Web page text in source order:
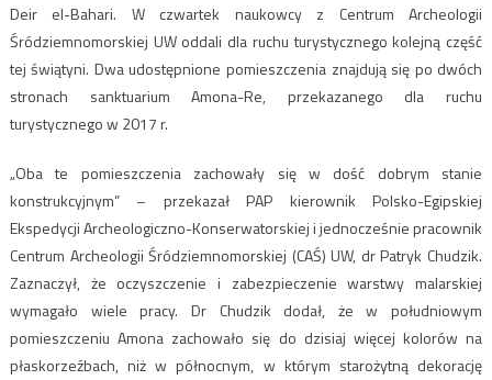
Deir el-Bahari. W czwartek naukowcy z Centrum Archeologii
Śródziemnomorskiej UW oddali dla ruchu turystycznego kolejną część
tej świątyni. Dwa udostępnione pomieszczenia znajdują się po dwóch
stronach sanktuarium Amona-Re, przekazanego dla ruchu
turystycznego w 2017 r.
„Oba te pomieszczenia zachowały się w dość dobrym stanie
konstrukcyjnym” – przekazał PAP kierownik Polsko-Egipskiej
Ekspedycji Archeologiczno-Konserwatorskiej i jednocześnie pracownik
Centrum Archeologii Śródziemnomorskiej (CAŚ) UW, dr Patryk Chudzik.
Zaznaczył, że oczyszczenie i zabezpieczenie warstwy malarskiej
wymagało wiele pracy. Dr Chudzik dodał, że w południowym
pomieszczeniu Amona zachowało się do dzisiaj więcej kolorów na
płaskorzeźbach, niż w północnym, w którym starożytną dekorację